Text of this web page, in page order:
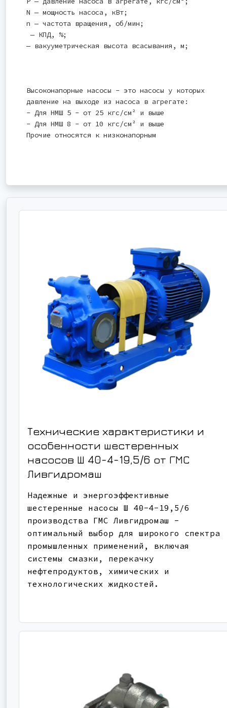
N — мощность насоса, кВт;
n — частота вращения, об/мин;
— КПД, %;
— вакууметрическая высота всасывания, м;
Высоконапорные насосы - это насосы у которых
давление на выходе из насоса в агрегате:
- Для НМШ 5 - от 25 кгс/см² и выше
- Для НМШ 8 - от 10 кгс/см² и выше
Прочие относятся к низконапорным
Технические характеристики и
особенности шестеренных
насосов Ш 40-4-19,5/6 от ГМС
Ливгидромаш
Надежные и энергоэффективные
шестеренные насосы Ш 40-4-19,5/6
производства ГМС Ливгидромаш -
оптимальный выбор для широкого спектра
промышленных применений, включая
системы смазки, перекачку
нефтепродуктов, химических и
технологических жидкостей.